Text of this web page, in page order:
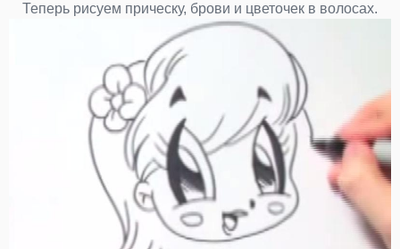
Теперь рисуем прическу, брови и цветочек в волосах.